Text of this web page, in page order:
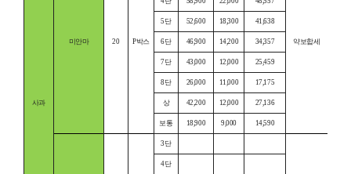
사과
미안마 20 P박스 약보합세
5단 52,600 18,300 41,638
6단 46,900 14,200 34,357
7단 43,000 12,000 25,459
8단 26,000 11,000 17,175
상 42,200 12,000 27,136
보통 18,900 9,000 14,590
3단
4단